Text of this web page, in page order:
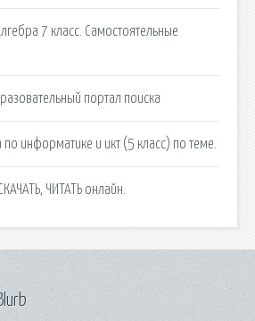
7 класс. Самостоятельные
портал поиска
по информатике и икт (5 класс) по теме.
ЧИТАТЬ онлайн.